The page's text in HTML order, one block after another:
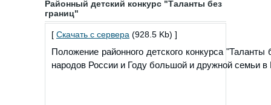
Районный детский конкурс "Таланты без
границ"
[ Скачать с сервера (928.5 Kb) ]
Положение районного детского конкурса
народов России и Году большой и дружной семьи в